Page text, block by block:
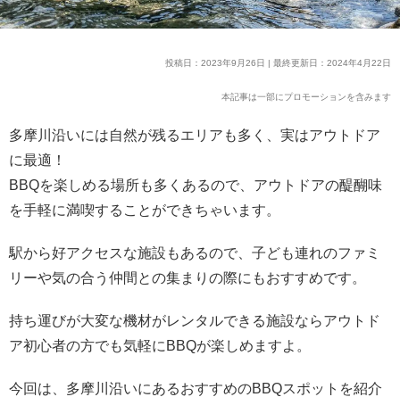
投稿日：2023年9月26日 | 最終更新日：2024年4月22日
本記事は一部にプロモーションを含みます
多摩川沿いには自然が残るエリアも多く、実はアウトドア
に最適！
BBQを楽しめる場所も多くあるので、アウトドアの醍醐味
を手軽に満喫することができちゃいます。
駅から好アクセスな施設もあるので、子ども連れのファミ
リーや気の合う仲間との集まりの際にもおすすめです。
持ち運びが大変な機材がレンタルできる施設ならアウトド
ア初心者の方でも気軽にBBQが楽しめますよ。
今回は、多摩川沿いにあるおすすめのBBQスポットを紹介